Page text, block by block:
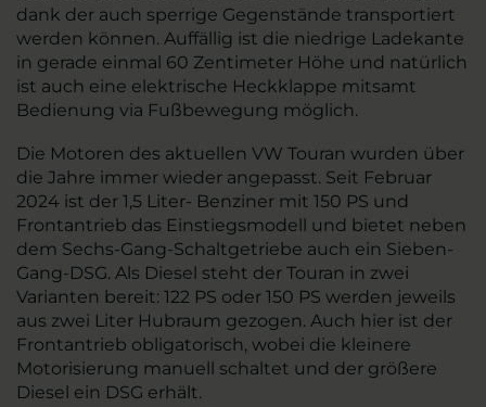
dank der auch sperrige Gegenstände transportiert
werden können. Auffällig ist die niedrige Ladekante
in gerade einmal 60 Zentimeter Höhe und natürlich
ist auch eine elektrische Heckklappe mitsamt
Bedienung via Fußbewegung möglich.
Die Motoren des aktuellen VW Touran wurden über
die Jahre immer wieder angepasst. Seit Februar
2024 ist der 1,5 Liter- Benziner mit 150 PS und
Frontantrieb das Einstiegsmodell und bietet neben
dem Sechs-Gang-Schaltgetriebe auch ein Sieben-
Gang-DSG. Als Diesel steht der Touran in zwei
Varianten bereit: 122 PS oder 150 PS werden jeweils
aus zwei Liter Hubraum gezogen. Auch hier ist der
Frontantrieb obligatorisch, wobei die kleinere
Motorisierung manuell schaltet und der größere
Diesel ein DSG erhält.